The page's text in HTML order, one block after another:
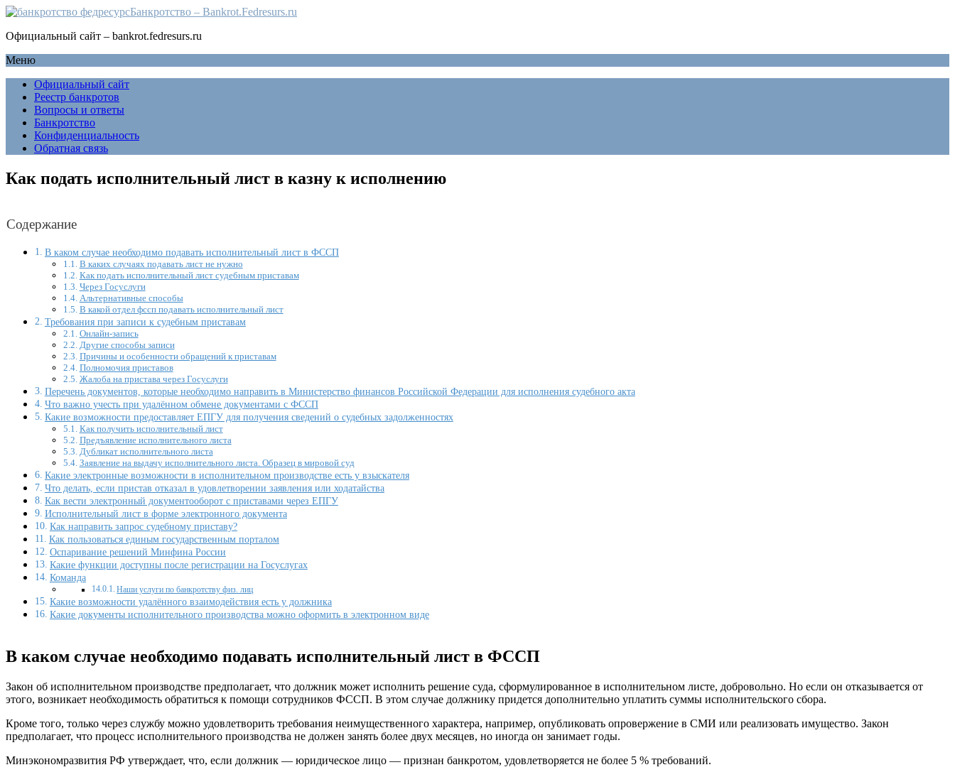
Банкротство – Bankrot.Fedresurs.ru
Официальный сайт – bankrot.fedresurs.ru
Меню
Официальный сайт
Реестр банкротов
Вопросы и ответы
Банкротство
Конфиденциальность
Обратная связь
Как подать исполнительный лист в казну к исполнению
Содержание
В каком случае необходимо подавать исполнительный лист в ФССП
В каких случаях подавать лист не нужно
Как подать исполнительный лист судебным приставам
Через Госуслуги
Альтернативные способы
В какой отдел фссп подавать исполнительный лист
Требования при записи к судебным приставам
Онлайн-запись
Другие способы записи
Причины и особенности обращений к приставам
Полномочия приставов
Жалоба на пристава через Госуслуги
Перечень документов, которые необходимо направить в Министерство финансов Российской Федерации для исполнения судебного акта
Что важно учесть при удалённом обмене документами с ФССП
Какие возможности предоставляет ЕПГУ для получения сведений о судебных задолженностях
Как получить исполнительный лист
Предъявление исполнительного листа
Дубликат исполнительного листа
Заявление на выдачу исполнительного листа. Образец в мировой суд
Какие электронные возможности в исполнительном производстве есть у взыскателя
Что делать, если пристав отказал в удовлетворении заявления или ходатайства
Как вести электронный документооборот с приставами через ЕПГУ
Исполнительный лист в форме электронного документа
Как направить запрос судебному приставу?
Как пользоваться единым государственным порталом
Оспаривание решений Минфина России
Какие функции доступны после регистрации на Госуслугах
Команда
Наши услуги по банкротству физ. лиц
Какие возможности удалённого взаимодействия есть у должника
Какие документы исполнительного производства можно оформить в электронном виде
В каком случае необходимо подавать исполнительный лист в ФССП
Закон об исполнительном производстве предполагает, что должник может исполнить решение суда, сформулированное в исполнительном листе, добровольно. Но если он отказывается от
этого, возникает необходимость обратиться к помощи сотрудников ФССП. В этом случае должнику придется дополнительно уплатить суммы исполнительского сбора.
Кроме того, только через службу можно удовлетворить требования неимущественного характера, например, опубликовать опровержение в СМИ или реализовать имущество. Закон
предполагает, что процесс исполнительного производства не должен занять более двух месяцев, но иногда он занимает годы.
Минэкономразвития РФ утверждает, что, если должник — юридическое лицо — признан банкротом, удовлетворяется не более 5 % требований.